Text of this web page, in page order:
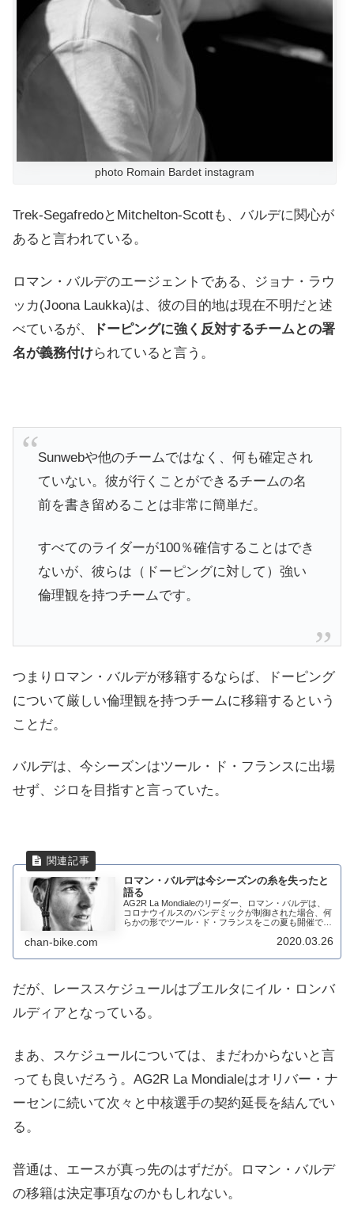
photo Romain Bardet instagram
Trek-SegafredoとMitchelton-Scottも、バルデに関心が
あると言われている。
ロマン・バルデのエージェントである、ジョナ・ラウ
ッカ(Joona Laukka)は、 彼の目的地は現在不明だと述
べているが、
ドーピングに強く反対するチームとの署
名が義務付けられていると言う。
Sunwebや他のチームではなく、何も確定され
ていない。 彼が行くことができるチームの名
前を書き留めることは非常に簡単だ。
すべてのライダーが100％確信することはでき
ないが、彼らは（ドーピングに対して）強い
倫理観を持つチームです。
つまりロマン・バルデが移籍するならば、ドーピング
について厳しい倫理観を持つチームに移籍するという
ことだ。
バルデは、今シーズンはツール・ド・フランスに出場
せず、ジロを目指すと言っていた。
ロマン・バルデは今シーズンの糸を失ったと
語る
AG2R La Mondialeのリーダー、ロマン・バルデは、
コロナウイルスのパンデミックが制御された場合、何
らかの形でツール・ド・フランスをこの夏も開催でき
で、ツールには出ずにジロ・デ・イタ...
chan-bike.com 2020.03.26
だが、レーススケジュールはブエルタにイル・ロンバ
ルディアとなっている。
まあ、スケジュールについては、まだわからないと言
っても良いだろう。 AG2R La Mondialeはオリバー・ナ
ーセンに続いて次々と中核選手の契約延長を結んでい
る。
普通は、エースが真っ先のはずだが。ロマン・バルデ
の移籍は決定事項なのかもしれない。